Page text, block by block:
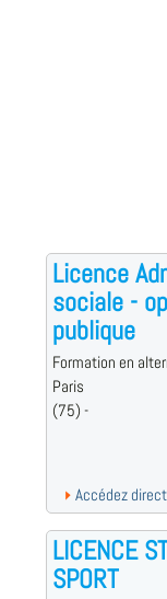
Licence
sociale -
publique
Formation en
Paris
(75) -
Accédez
LICENCE
SPORT